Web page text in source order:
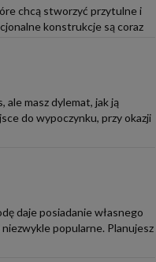
chcą stworzyć przytulne i
konstrukcje są coraz
masz dylemat, jak ją
do wypoczynku, przy okazji
daje posiadanie własnego
popularne. Planujesz